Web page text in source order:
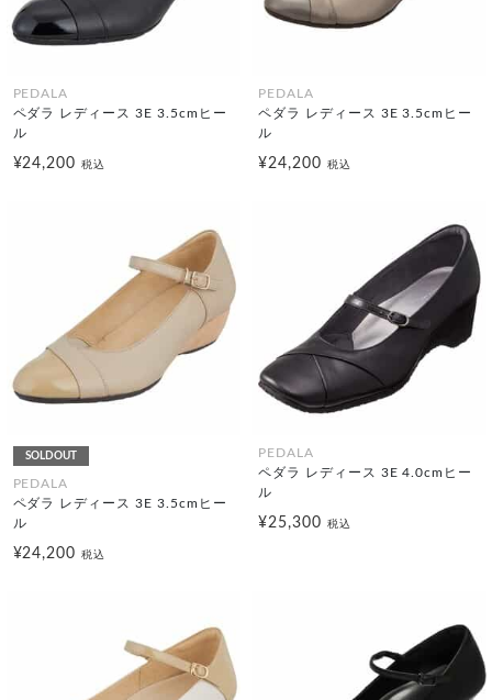
PEDALA
ペダラ レディース 3E 3.5cmヒー
ル
¥24,200税込
PEDALA
ペダラ レディース 3E 3.5cmヒー
ル
¥24,200 税込
SOLDOUT
PEDALA
ペダラ レディース 3E 3.5cmヒー
ル
¥24,200税込
PEDALA
ペダラ レディース 3E 4.0cmヒー
ル
¥25,300 税込